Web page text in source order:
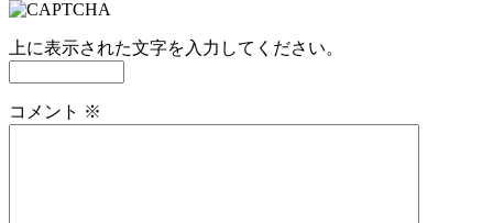
上に表示された文字を入力してください。
コメント ※